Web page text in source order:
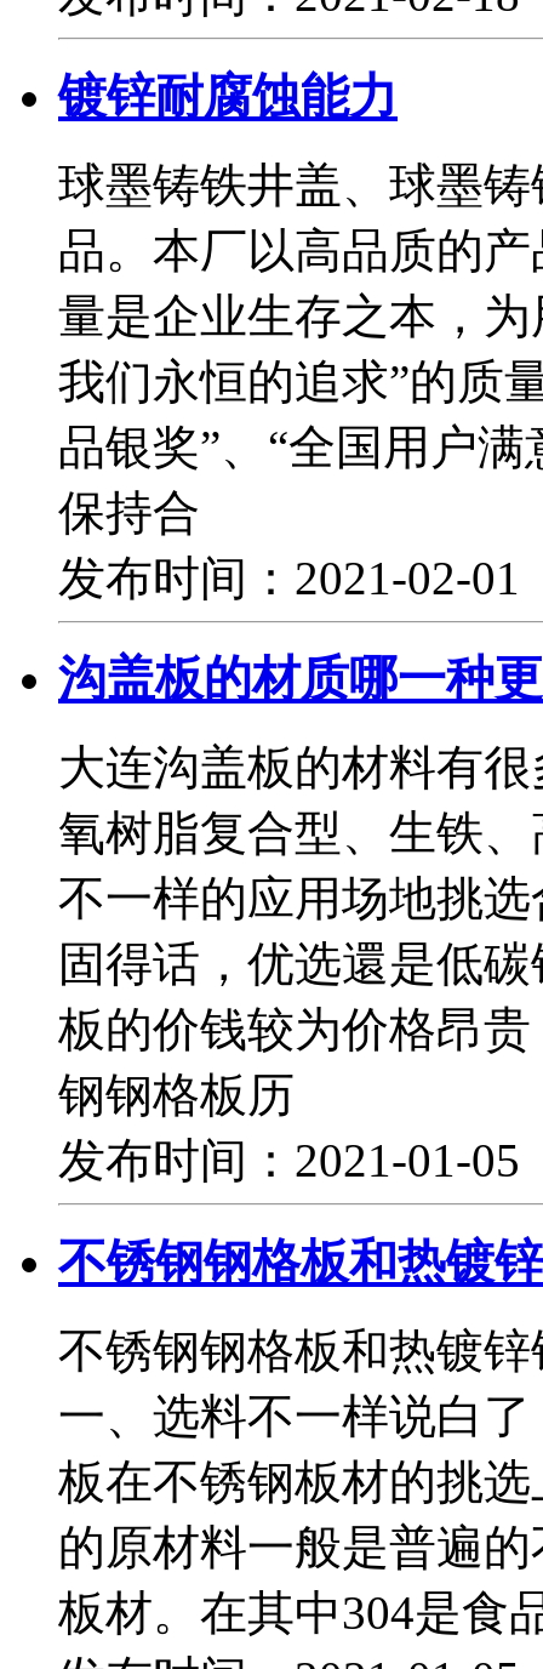
镀锌耐腐蚀能力
球墨铸铁井盖、球墨
品。本厂以高品质的
量是企业生存之本，
我们永恒的追求”的质
品银奖”、“全国用户
保持合
发布时间：2021-02-
沟盖板的材质哪一种
大连沟盖板的材料有
氧树脂复合型、生铁
不一样的应用场地挑
固得话，优选還是低
板的价钱较为价格昂
钢钢格板历
发布时间：2021-01-
不锈钢钢格板和热镀
不锈钢钢格板和热镀
一、选料不一样说白
板在不锈钢板材的挑
的原材料一般是普遍
板材。在其中304是食